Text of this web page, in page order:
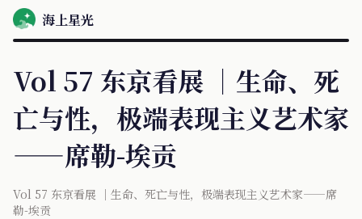
海上星光
Vol 57 东京看展 ｜生命、死
亡与性，极端表现主义艺术家
——席勒-埃贡
Vol 57 东京看展 ｜生命、死亡与性，极端表现主义艺术家——席
勒-埃贡